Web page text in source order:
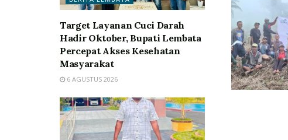
Target Layanan Cuci Darah
Hadir Oktober, Bupati Lembata
Percepat Akses Kesehatan
Masyarakat
6 AGUSTUS 2026